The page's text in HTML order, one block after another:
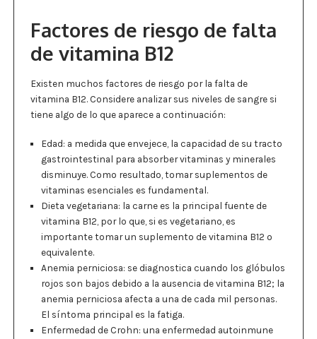
Factores de riesgo de falta
de vitamina B12
Existen muchos factores de riesgo por la falta de
vitamina B12. Considere analizar sus niveles de sangre si
tiene algo de lo que aparece a continuación:
Edad: a medida que envejece, la capacidad de su tracto
gastrointestinal para absorber vitaminas y minerales
disminuye. Como resultado, tomar suplementos de
vitaminas esenciales es fundamental.
Dieta vegetariana: la carne es la principal fuente de
vitamina B12, por lo que, si es vegetariano, es
importante tomar un suplemento de vitamina B12 o
equivalente.
Anemia perniciosa: se diagnostica cuando los glóbulos
rojos son bajos debido a la ausencia de vitamina B12; la
anemia perniciosa afecta a una de cada mil personas.
El síntoma principal es la fatiga.
Enfermedad de Crohn: una enfermedad autoinmune